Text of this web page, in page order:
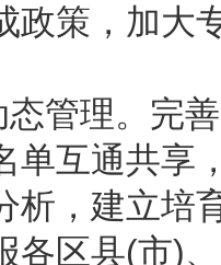
政策，加大
理。完善
单互通共享
析，建立培
各区县(市)